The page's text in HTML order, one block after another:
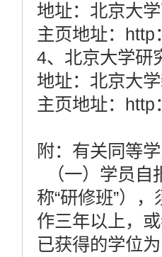
地址：北京大
主页地址：
4、北京大学研
地址：北京大
主页地址：
附：有关同等
（一）学员自
称“研修班”）
作三年以上，
已获得的学位